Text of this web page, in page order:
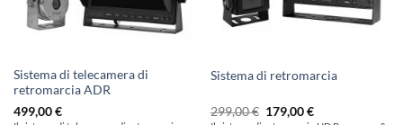
Sistema di telecamera di
retromarcia ADR
499,00€
Sistema di retromarcia
299,00€ Il
179,00€Il